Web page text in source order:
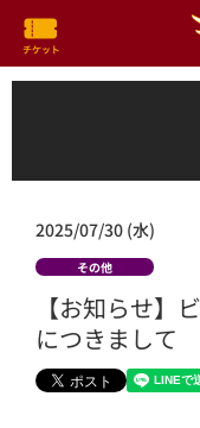
2025/07/30 (水)
その他
【お知らせ】
につきまして